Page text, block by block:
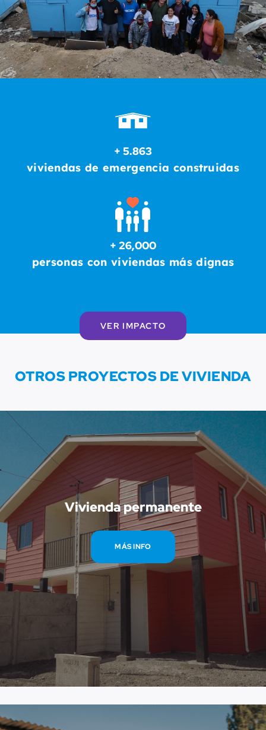
en madera, lo que permite su construcción en
un tiempo acotado. Se ejecutan por las familias
que reciben la casa y un grupo de
voluntariado.
+ 5.863
viviendas de emergencia construidas
+ 26,000
personas con viviendas más dignas
VER IMPACTO
OTROS PROYECTOS DE VIVIENDA
Vivienda permanente
MÁS INFO